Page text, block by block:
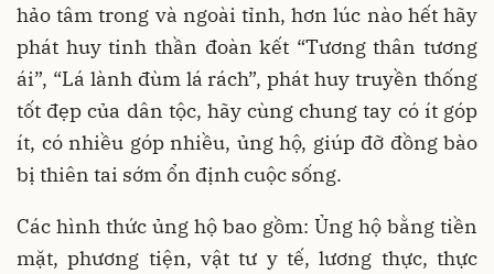
hảo tâm trong và ngoài tỉnh, hơn lúc nào hết hãy
phát huy tinh thần đoàn kết “Tương thân tương
ái”, “Lá lành đùm lá rách”, phát huy truyền thống
tốt đẹp của dân tộc, hãy cùng chung tay có ít góp
ít, có nhiều góp nhiều, ủng hộ, giúp đỡ đồng bào
bị thiên tai sớm ổn định cuộc sống.
Các hình thức ủng hộ bao gồm: Ủng hộ bằng tiền
mặt, phương tiện, vật tư y tế, lương thực, thực